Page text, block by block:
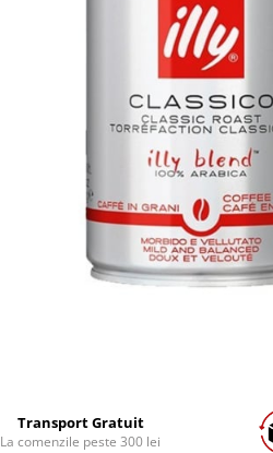
Transport Gratuit
La comenzile peste 300 lei